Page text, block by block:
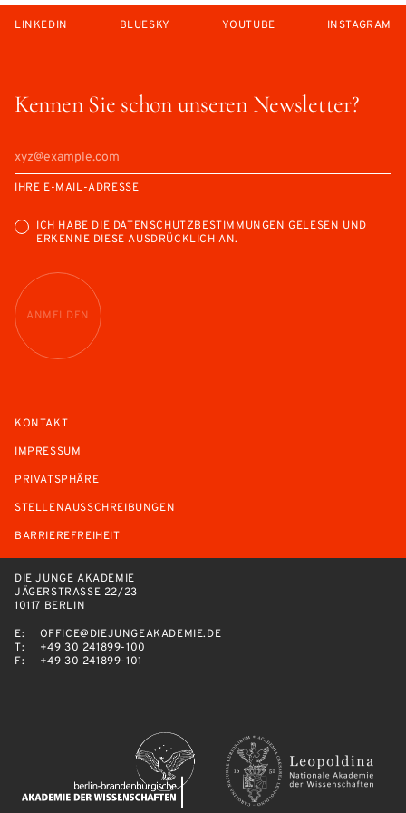
Kennen Sie schon unseren Newsletter?
IHRE E-MAIL-ADRESSE
ICH HABE DIEDATENSCHUTZBESTIMMUNGENGELESEN UND
ERKENNE DIESE AUSDRÜCKLICH AN.
ANMELDEN
LINKEDIN BLUESKY YOUTUBE INSTAGRAM
KONTAKT
IMPRESSUM
PRIVATSPHÄRE
STELLENAUSSCHREIBUNGEN
BARRIEREFREIHEIT
DIE JUNGE AKADEMIE
JÄGERSTRASSE 22/23
10117 BERLIN
E:
OFFICE@DIEJUNGEAKADEMIE.DE
T:
+49 30 241899-100
F:
+49 30 241899-101